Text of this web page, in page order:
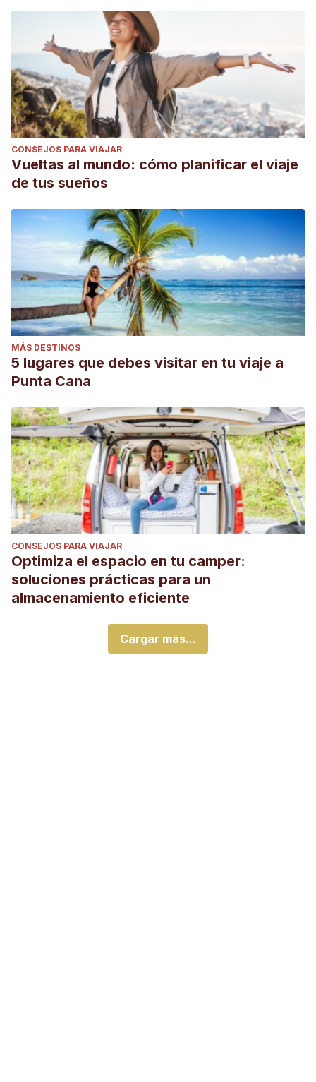
CONSEJOS PARA VIAJAR
Vueltas al mundo: cómo planificar el viaje
de tus sueños
MÁS DESTINOS
5 lugares que debes visitar en tu viaje a
Punta Cana
CONSEJOS PARA VIAJAR
Optimiza el espacio en tu camper:
soluciones prácticas para un
almacenamiento eficiente
Cargar más...